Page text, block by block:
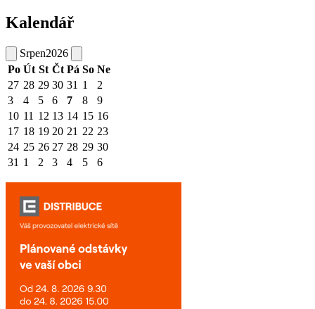
Kalendář
Srpen2026
Po Út St Čt Pá So Ne
27 28 29 30 31 1
2
3
4 5 6 7 8
9
10 11 12 13 14 15 16
17 18 19 20 21 22 23
24 25 26 27 28 29 30
31 1 2 3 4 5 6